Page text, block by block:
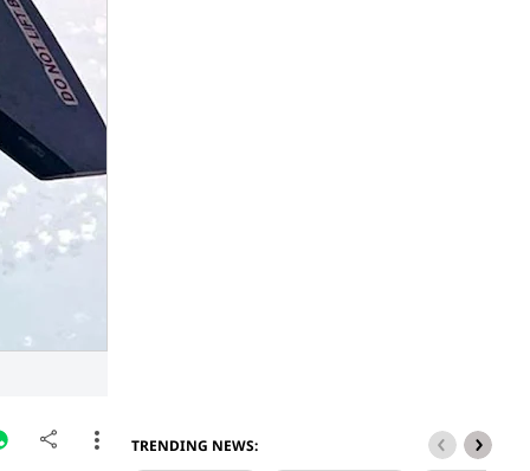
TRENDING NEWS: